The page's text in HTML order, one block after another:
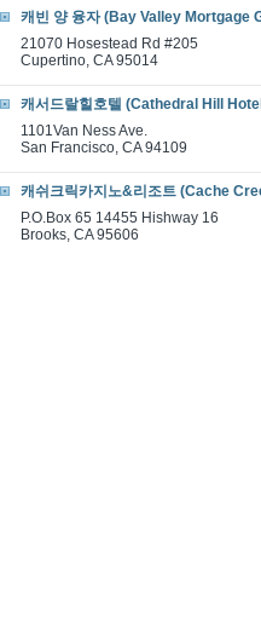
캐빈 양 융자 (Bay Valley Mortgage
21070 Hosestead Rd #205
Cupertino, CA 95014
캐서드랄힐호텔 (Cathedral Hill
1101Van Ness Ave.
San Francisco, CA 94109
캐쉬크릭카지노&리조트 (Cache
P.O.Box 65 14455 Hishway 16
Brooks, CA 95606